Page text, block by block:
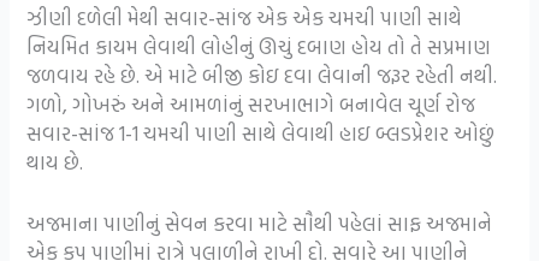
ઝીણી દળેલી મેથી સવાર-સાંજ એક એક ચમચી પાણી સાથે
નિયમિત કાયમ લેવાથી લોહીનું ઊચું દબાણ હોય તો તે સપ્રમાણ
જળવાય રહે છે. એ માટે બીજી કોઇ દવા લેવાની જરૂર રહેતી નથી.
ગળો, ગોખરું અને આમળાંનું સરખાભાગે બનાવેલ ચૂર્ણ રોજ
સવાર-સાંજ 1-1 ચમચી પાણી સાથે લેવાથી હાઇ બ્લડપ્રેશર ઓછું
થાય છે.
અજમાના પાણીનું સેવન કરવા માટે સૌથી પહેલાં સાફ અજમાને
એક કપ પાણીમાં રાત્રે પલાળીને રાખી દો. સવારે આ પાણીને